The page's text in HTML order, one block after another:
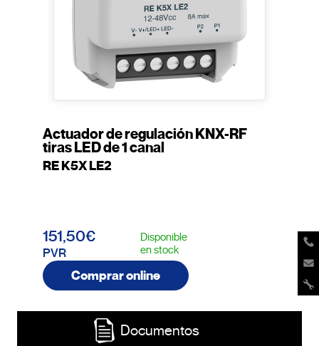
Actuador de regulación KNX-RF
tiras LED de 1 canal
RE K5X LE2
151,50€
PVR
Disponible
en stock
Comprar online
Documentos